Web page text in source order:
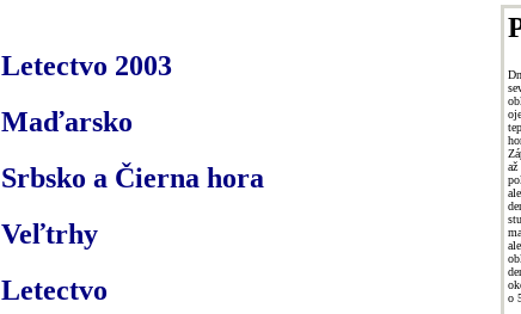
Letectvo 2003
Maďarsko
Srbsko a Čierna hora
Veľtrhy
Letectvo
o